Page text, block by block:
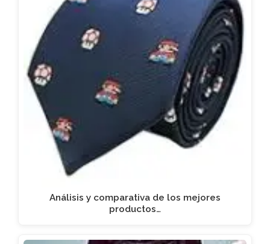
Análisis y comparativa de los mejores
productos…